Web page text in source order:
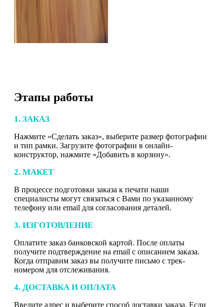
Этапы работы
1. ЗАКАЗ
Нажмите «Сделать заказ», выберите размер фотографии
и тип рамки. Загрузите фотографии в онлайн-
конструктор, нажмите «Добавить в корзину».
2. МАКЕТ
В процессе подготовки заказа к печати наши
специалисты могут связаться с Вами по указанному
телефону или email для согласования деталей.
3. ИЗГОТОВЛЕНИЕ
Оплатите заказ банковской картой. После оплаты
получите подтверждение на email с описанием заказа.
Когда отправим заказ вы получите письмо с трек-
номером для отслеживания.
4. ДОСТАВКА И ОПЛАТА
Введите адрес и выберите способ доставки заказа. Если